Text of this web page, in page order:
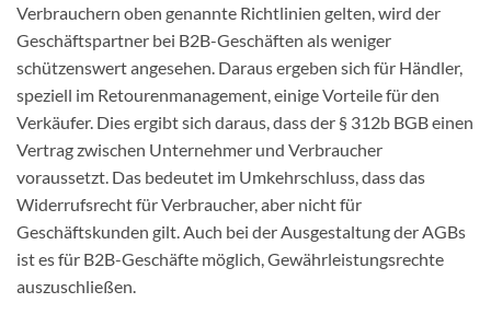
Verbrauchern oben genannte Richtlinien gelten, wird der
Geschäftspartner bei B2B-Geschäften als weniger
schützenswert angesehen. Daraus ergeben sich für Händler,
speziell im Retourenmanagement, einige Vorteile für den
Verkäufer. Dies ergibt sich daraus, dass der § 312b BGB einen
Vertrag zwischen Unternehmer und Verbraucher
voraussetzt. Das bedeutet im Umkehrschluss, dass das
Widerrufsrecht für Verbraucher, aber nicht für
Geschäftskunden gilt. Auch bei der Ausgestaltung der AGBs
ist es für B2B-Geschäfte möglich, Gewährleistungsrechte
auszuschließen.